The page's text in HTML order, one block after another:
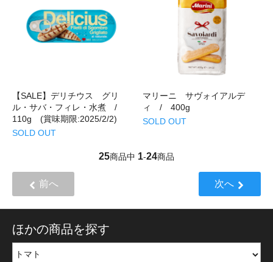
【SALE】デリチウス グリ
ル・サバ・フィレ・水煮 /
110g (賞味期限:2025/2/2)
SOLD OUT
マリーニ サヴォイアルデ
ィ / 400g
SOLD OUT
25商品中 1-24商品
前へ 次へ
ほかの商品を探す